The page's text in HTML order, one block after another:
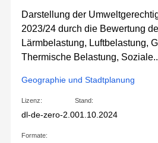
Darstellung der
2023/24 durch die Bewertung
Lärmbelastung, Luftbelastung,
Thermische Belastung,
Geographie und Stadtplanung
Lizenz:
dl-de-zero-2.0
Stand:
01.10.2024
Formate: